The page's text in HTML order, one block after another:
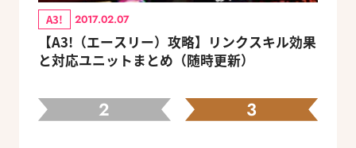
A3! 2017.02.07
【A3!（エースリー）攻略】リンクスキル効果
と対応ユニットまとめ（随時更新）
2 3